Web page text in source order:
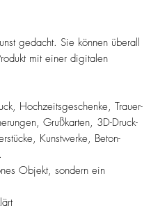
gedacht. Sie können überall
mit einer digitalen
Hochzeitsgeschenke, Trauer-
Grußkarten, 3D-Druck-
Kunstwerke, Beton-
Objekt, sondern ein